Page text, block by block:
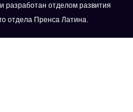
разработан отделом развития
отдела Пренса Латина.